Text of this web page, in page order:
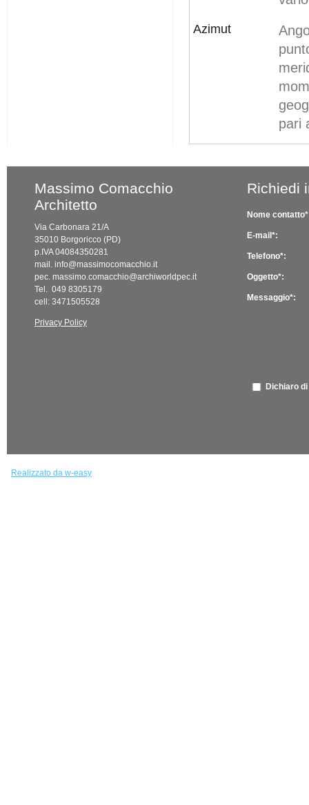
Azimut
pari
Massimo Comacchio
Architetto
Via Carbonara 21/A
35010 Borgoricco (PD)
p.IVA 04084350281
mail. info@massimocomacchio.it
pec. massimo.comacchio@archiworldpec.it
Tel. 049 8305179
cell: 3471505528
Privacy Policy
Richiedi
Nome
E-mail*:
Telefono*:
Oggetto*:
Messaggio*:
Dichiaro
Realizzato da w-easy